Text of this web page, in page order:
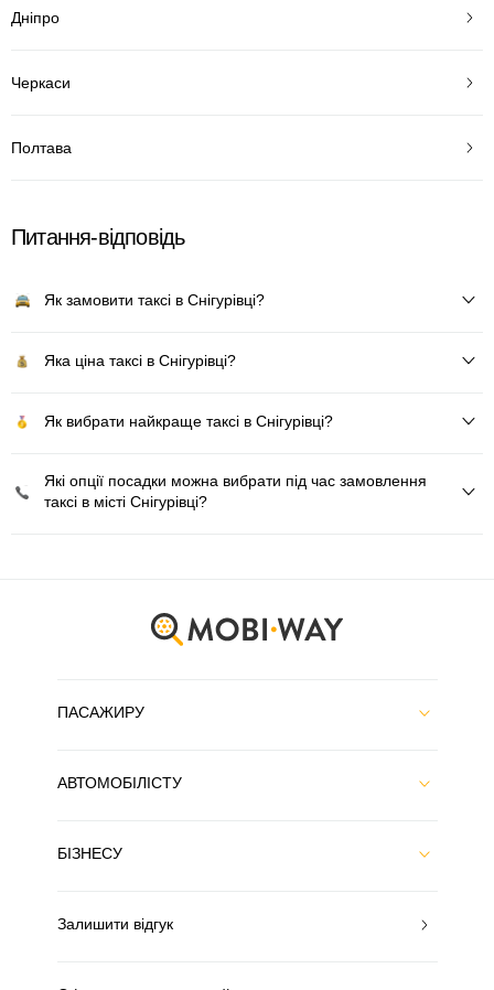
Дніпро
Черкаси
Полтава
Питання-відповідь
Як замовити таксі в Снігурівці?
Яка ціна таксі в Снігурівці?
Як вибрати найкраще таксі в Снігурівці?
Які опції посадки можна вибрати під час замовлення
таксі в місті Снігурівці?
ПАСАЖИРУ
АВТОМОБІЛІСТУ
БІЗНЕСУ
Залишити відгук